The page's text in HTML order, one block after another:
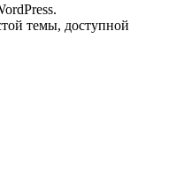
темы, доступной